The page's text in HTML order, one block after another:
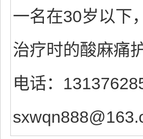
一名在30岁以下
治疗时的酸麻痛
电话：